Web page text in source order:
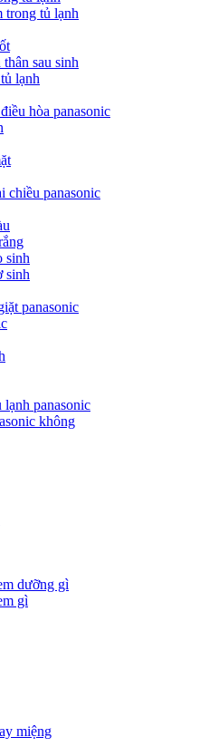
trong tủ lạnh
sau sinh
lạnh
hòa panasonic
chiều panasonic
sinh
sinh
panasonic
lạnh panasonic
không
dưỡng gì
gì
miệng